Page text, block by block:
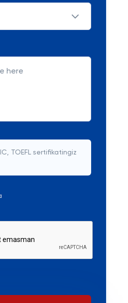
TOEFL sertifikatingiz